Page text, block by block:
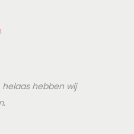
helaas hebben wij